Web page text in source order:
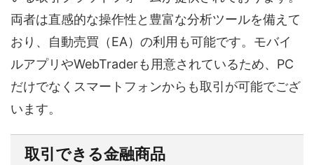
両者は直感的な操作性と豊富な分析ツールを備えて
おり、自動売買（EA）の利用も可能です。モバイ
ルアプリやWebTraderも用意されているため、PC
だけでなくスマートフォンからも取引が可能でござ
います。
取引できる金融商品